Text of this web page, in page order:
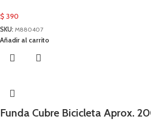
$ 390
SKU: M880407
Añadir al carrito
Funda Cubre Bicicleta Aprox.